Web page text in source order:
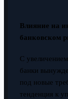
Влияние на
банковском
С
банки
под новые
тенденция к